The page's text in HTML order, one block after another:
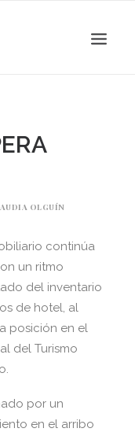
OLGUÍN
continúa
un ritmo
del inventario
de hotel, al
posición en el
del Turismo
por un
en el arribo